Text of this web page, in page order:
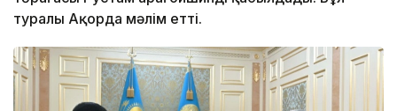
туралы Ақорда мәлім етті.